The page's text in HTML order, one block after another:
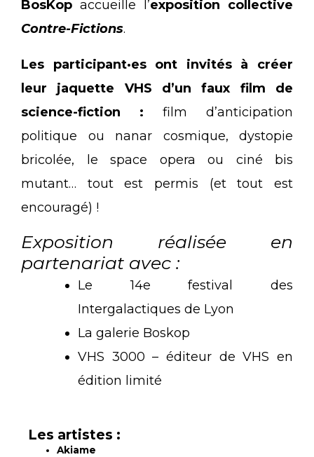
BosKop accueille l’exposition collective
Contre-Fictions.
Les participant·es ont invités à créer
leur jaquette VHS d’un faux film de
science-fiction : film d’anticipation
politique ou nanar cosmique, dystopie
bricolée, le space opera ou ciné bis
mutant… tout est permis (et tout est
encouragé) !
Exposition réalisée en
partenariat avec :
Le 14e festival des
Intergalactiques de Lyon
La galerie Boskop
VHS 3000 – éditeur de VHS en
édition limité
Les artistes :
Akiame